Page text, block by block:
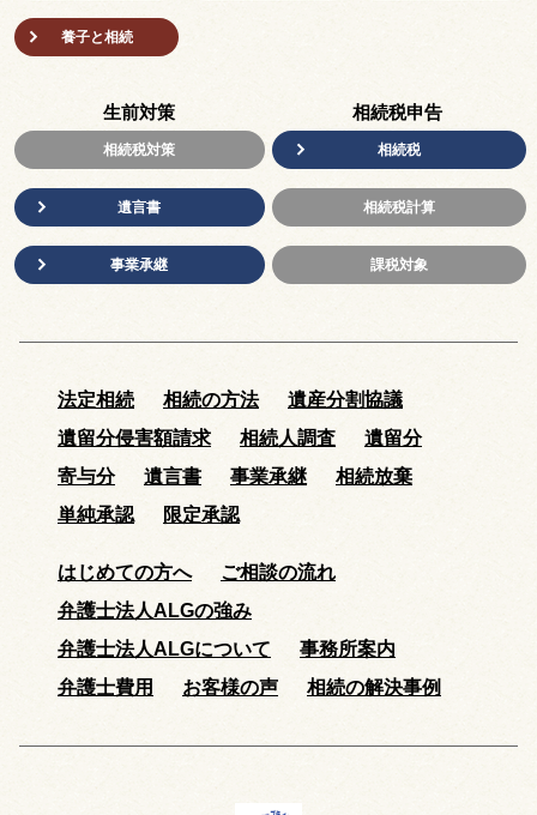
養子と相続
生前対策
相続税対策
遺言書
事業承継
相続税申告
相続税
相続税計算
課税対象
法定相続 相続の方法
遺産分割協議
遺留分侵害額請求
相続人調査
遺留分
寄与分
遺言書 事業承継
相続放棄
単純承認
限定承認
はじめての方へ
ご相談の流れ
弁護士法人ALGの強み
弁護士法人ALGについて
事務所案内
弁護士費用
お客様の声 相続の解決事例